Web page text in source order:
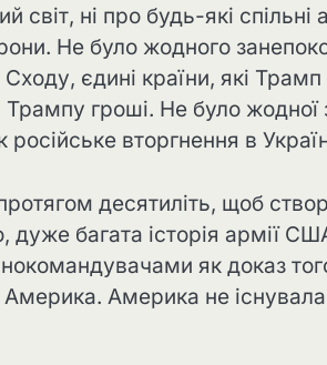
світ, ні про будь-які
Не було жодного
Сходу, єдині країни, які
Трампу гроші. Не було жодної
російське вторгнення в
десятиліть, щоб
дуже багата історія армії
як доказ
Америка не